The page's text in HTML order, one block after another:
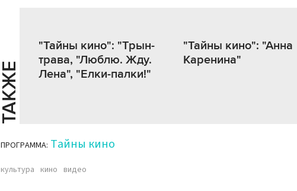
Й
Е
"Тайны кино": "Трын-
трава, "Люблю. Жду.
Лена", "Елки-палки!"
"Тайны кино": "Анна
Каренина"
ПРОГРАММА: Тайны кино
культура кино видео